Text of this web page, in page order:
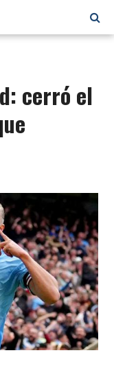
cerró el